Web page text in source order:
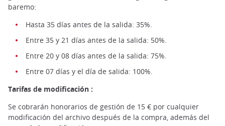
baremo:
Hasta 35 días antes de la salida: 35%.
Entre 35 y 21 días antes de la salida: 50%.
Entre 20 y 08 días antes de la salida: 75%.
Entre 07 días y el día de salida: 100%.
Tarifas de modificación :
Se cobrarán honorarios de gestión de 15 € por cualquier
modificación del archivo después de la compra, además del